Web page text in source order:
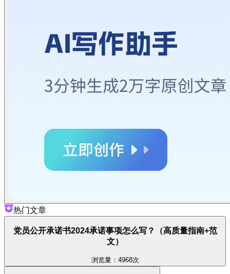
热门文章
党员公开承诺书2024承诺事项怎么写？（高质量指南+范
文）
浏览量：4968次